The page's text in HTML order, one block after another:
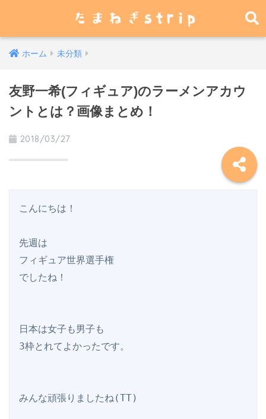
ホーム 未分類
友野一希(フィギュア)のラーメンアカウ
ントとは？画像まとめ！
2018/03/27
こんにちは！
先週は
フィギュア世界選手権
でしたね！
日本は女子も男子も
3枠とれてよかったです。
みんな頑張りましたね(TT)